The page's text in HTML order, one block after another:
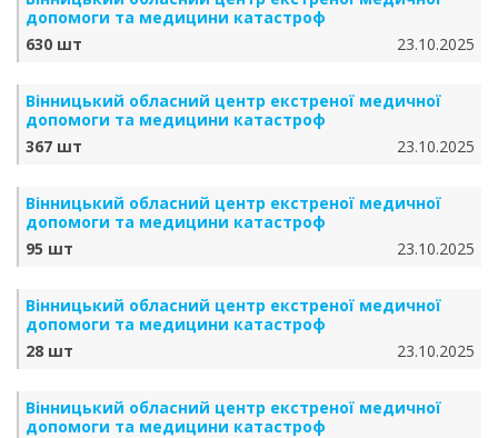
допомоги та медицини катастроф
630 шт
23.10.2025
Вінницький обласний центр екстреної медичної
допомоги та медицини катастроф
367 шт
23.10.2025
Вінницький обласний центр екстреної медичної
допомоги та медицини катастроф
95 шт
23.10.2025
Вінницький обласний центр екстреної медичної
допомоги та медицини катастроф
28 шт
23.10.2025
Вінницький обласний центр екстреної медичної
допомоги та медицини катастроф